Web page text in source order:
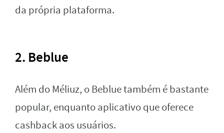
da própria plataforma.
2. Beblue
Além do Méliuz, o Beblue também é bastante
popular, enquanto aplicativo que oferece
cashback aos usuários.